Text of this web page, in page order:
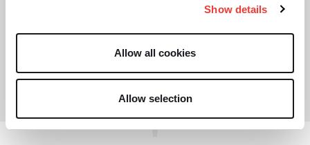
Show details
Allow all cookies
Allow selection